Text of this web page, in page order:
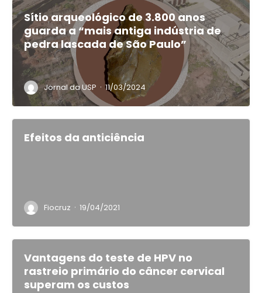
Sítio arqueológico de 3.800 anos
guarda a “mais antiga indústria de
pedra lascada de São Paulo”
Jornal da USP · 11/03/2024
Efeitos da anticiência
Fiocruz · 19/04/2021
Vantagens do teste de HPV no
rastreio primário do câncer cervical
superam os custos